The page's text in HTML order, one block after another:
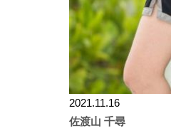
2021.11.16
佐渡山 千尋